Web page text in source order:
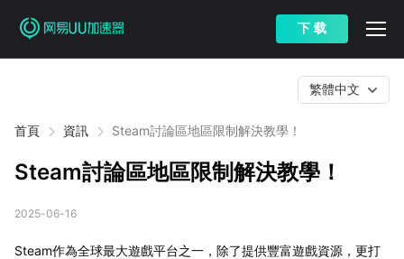
下 载
首頁 資訊 Steam討論區地區限制解決教學！
繁體中文
Steam討論區地區限制解決教學！
2025-06-16
Steam作為全球最大遊戲平台之一，除了提供豐富遊戲資源，更打